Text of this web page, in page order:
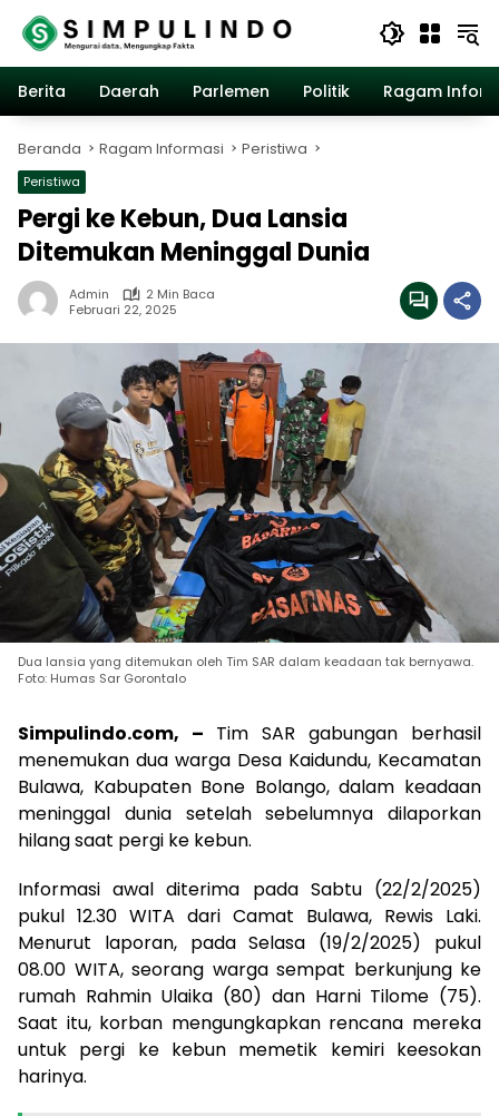
Langsung
konten
Berita
Daerah Parlemen Politik Ragam
Beranda Ragam Informasi Peristiwa
Peristiwa
Pergi ke Kebun, Dua Lansia
Ditemukan Meninggal Dunia
Admin
2 Min Baca
Februari 22, 2025
Dua lansia yang ditemukan oleh Tim SAR dalam keadaan tak bernyawa.
Foto: Humas Sar Gorontalo
Simpulindo.com, – Tim SAR gabungan berhasil
menemukan dua warga Desa Kaidundu, Kecamatan
Bulawa, Kabupaten Bone Bolango, dalam keadaan
meninggal dunia setelah sebelumnya dilaporkan
hilang saat pergi ke kebun.
Informasi awal diterima pada Sabtu (22/2/2025)
pukul 12.30 WITA dari Camat Bulawa, Rewis Laki.
Menurut laporan, pada Selasa (19/2/2025) pukul
08.00 WITA, seorang warga sempat berkunjung ke
rumah Rahmin Ulaika (80) dan Harni Tilome (75).
Saat itu, korban mengungkapkan rencana mereka
untuk pergi ke kebun memetik kemiri keesokan
harinya.